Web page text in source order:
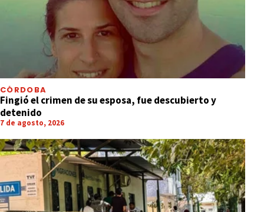
CÓRDOBA
Fingió el crimen de su esposa, fue descubierto y
detenido
7 de agosto, 2026